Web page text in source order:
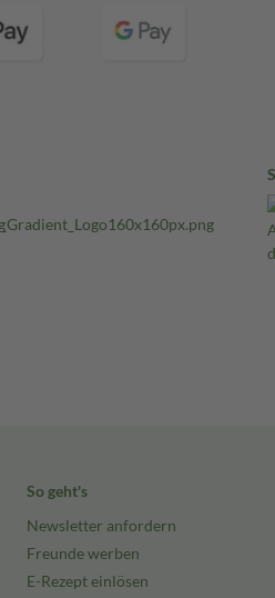
So geht's
Newsletter anfordern
Freunde werben
E-Rezept einlösen